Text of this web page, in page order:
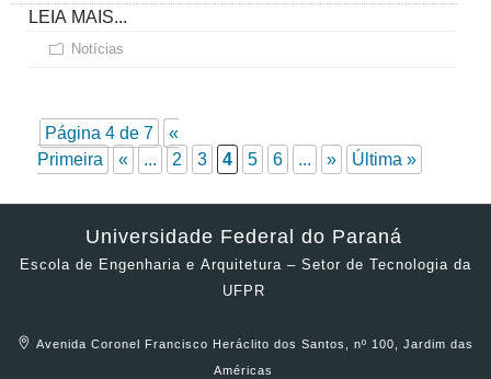
LEIA MAIS...
Notícias
Página 4 de 7
«
Primeira
« ... 2 3 4 5 6 ... » Última »
Universidade Federal do Paraná
Escola de Engenharia e Arquitetura – Setor de Tecnologia da
UFPR
Avenida Coronel Francisco Heráclito dos Santos, nº 100, Jardim das
Américas